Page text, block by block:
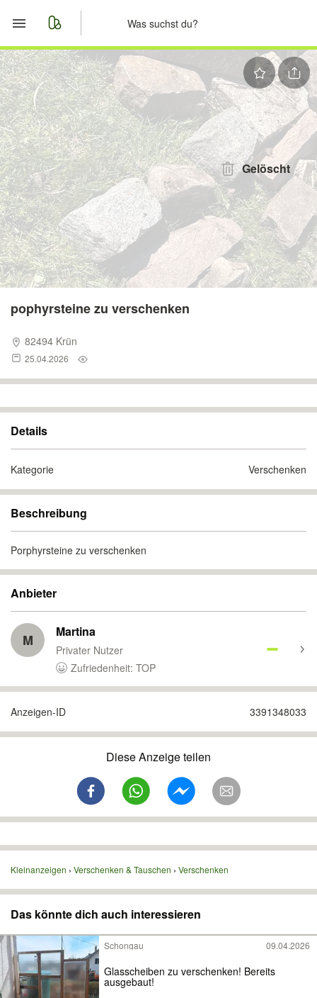
Start
Merkliste
Nachrichten
Anzeige aufgeben
Gelöscht
pophyrsteine zu verschenken
82494 Krün
25.04.2026
Details
Kategorie Verschenken
Beschreibung
Porphyrsteine zu verschenken
Anbieter
M Martina
Privater Nutzer
Zufriedenheit: TOP
Anzeigen-ID 3391348033
Diese Anzeige teilen
Kleinanzeigen Verschenken & Tauschen Verschenken
Das könnte dich auch interessieren
Schongau 09.04.2026
Glasscheiben zu verschenken! Bereits
ausgebaut!